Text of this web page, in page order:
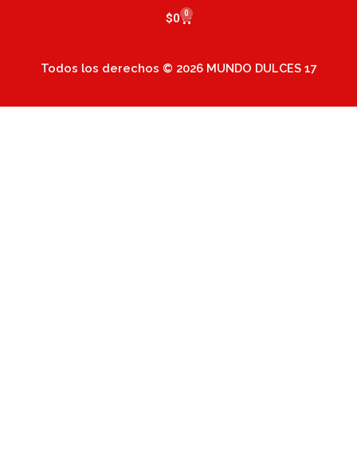
$0 0
Cart
Todos los derechos © 2026 MUNDO DULCES 17